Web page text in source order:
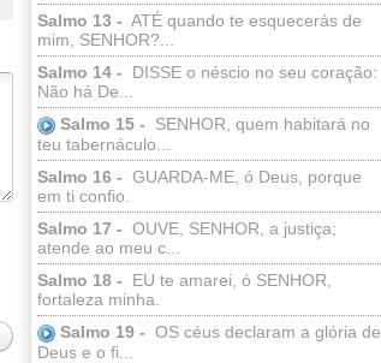
Salmo 13 - ATÉ quando te esquecerás de
mim, SENHOR?...
Salmo 14 -
DISSE o néscio no seu coração:
Não há De...
Salmo 15 -
SENHOR, quem habitará no
teu tabernáculo...
Salmo 16 - GUARDA-ME, ó Deus, porque
em ti confio.
Salmo 17 - OUVE, SENHOR, a justiça;
atende ao meu c...
Salmo 18 -
EU te amarei, ó SENHOR,
fortaleza minha.
Salmo 19 - OS céus declaram a glória de
Deus e o fi...